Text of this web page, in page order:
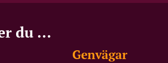
du ...
Genvägar